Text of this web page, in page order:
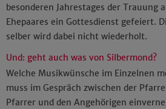
besonderen Jahrestages der Trauung
Ehepaares ein Gottesdienst gefeiert.
selber wird dabei nicht wiederholt.
Und: geht auch was von Silbermond?
Welche Musikwünsche im Einzelnen
muss im Gespräch zwischen der
Pfarrer und den Angehörigen